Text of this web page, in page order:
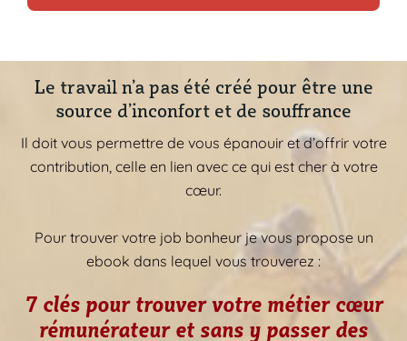
Le travail n’a pas été créé pour être une
source d’inconfort et de souffrance
Il doit vous permettre de vous épanouir et d’offrir votre
contribution, celle en lien avec ce qui est cher à votre
cœur.
Pour trouver votre job bonheur je vous propose un
ebook dans lequel vous trouverez :
7 clés pour trouver votre métier cœur
rémunérateur et sans y passer des